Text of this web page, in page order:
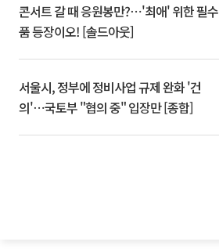
콘서트 갈 때 응원봉만?⋯'최애' 위한 필수
품 등장이오! [솔드아웃]
서울시, 정부에 정비사업 규제 완화 '건
의'⋯국토부 "협의 중" 입장만 [종합]